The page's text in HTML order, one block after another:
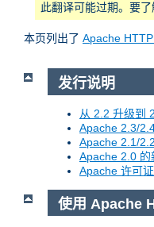
此翻译可能过期。要了
本页列出了 Apache
发行说明
从 2.2 升级到
Apache 2.3/
Apache 2.1/
Apache 2.0 的
Apache 许可证
使用 Apache